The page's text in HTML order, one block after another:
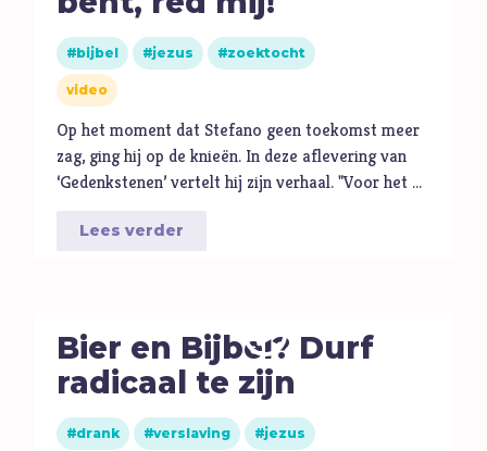
Maatschappij
Media
Moed
Oorlog
Pinksteren
Pijn
Pinksteren
Relatie
Religie
Schepping
bijbel jezus zoektocht
video
Op het moment dat Stefano geen toekomst meer
zag, ging hij op de knieën. In deze aflevering van
‘Gedenkstenen’ vertelt hij zijn verhaal. "Voor het …
Lees verder
Bier en Bijbel? Durf
radicaal te zijn
drank verslaving jezus